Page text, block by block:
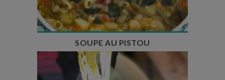
Nombre de couverts : 8
SOUPE AU PISTOU